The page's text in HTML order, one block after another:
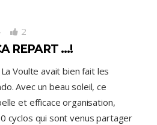
2
REPART …!
Voulte avait bien fait les
Avec un beau soleil, ce
et efficace organisation,
cyclos qui sont venus partager